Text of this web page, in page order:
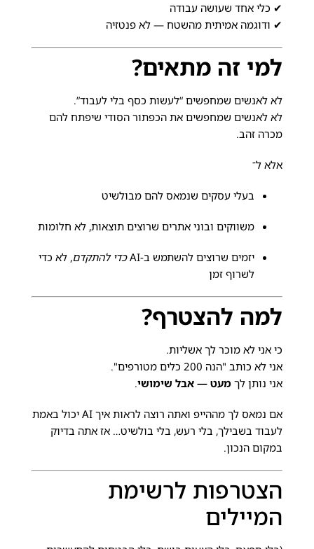
✔ כלי אחד שעושה עבודה
✔ ודוגמה אמיתית מהשטח — לא פנטזיה
למי זה מתאים?
לא לאנשים שמחפשים “לעשות כסף בלי לעבוד”.
לא לאנשים שמחפשים את הכפתור הסודי שיפתח להם
מכרה זהב.
אלא ל־
בעלי עסקים שנמאס להם מבולשיט
משווקים ובוני אתרים שרוצים תוצאות, לא חלומות
יזמים שרוצים להשתמש ב-AI כדי להתקדם, לא כדי
לשרוף זמן
למה להצטרף?
כי אני לא מוכר לך אשליות.
אני לא כותב "הנה 200 כלים מטורפים".
אני נותן לך מעט — אבל שימושי.
אם נמאס לך מההייפ ואתה רוצה לראות איך AI יכול באמת
לעבוד בשבילך, בלי רעש, בלי בולשיט… אז אתה בדיוק
במקום הנכון.
הצטרפות לרשימת
המיילים